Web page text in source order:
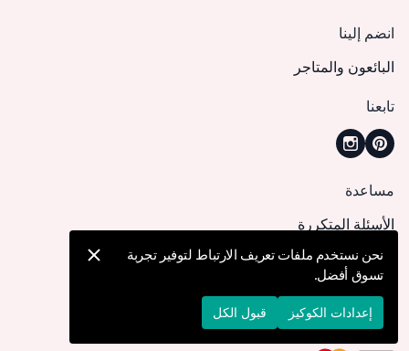
انضم إلينا
البائعون والمتاجر
تابعنا
مساعدة
الأسئلة المتكررة
كيف يمكنني تقديم طلب؟
الشحن والتوصيل
الإرجاع والإلغاء
نحن نستخدم ملفات تعريف الارتباط لتوفير تجربة
تسوق أفضل.
إعدادات الكوكيز قبول الكل